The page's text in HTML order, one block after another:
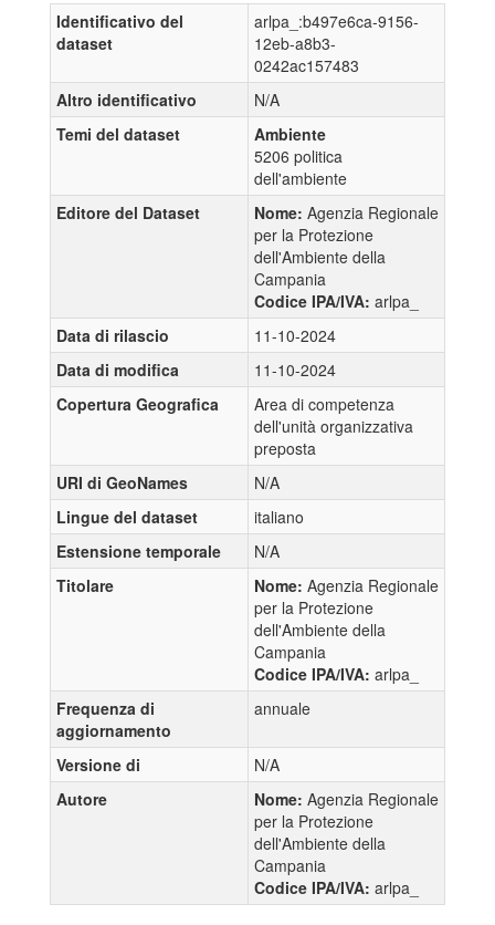
Identificativo del
dataset
arlpa_:b497e6ca-9156-
12eb-a8b3-
0242ac157483
Altro identificativo
N/A
Temi del dataset
Ambiente
5206 politica
dell'ambiente
Editore del Dataset
Nome: Agenzia Regionale
per la Protezione
dell'Ambiente della
Campania
Codice IPA/IVA: arlpa_
Data di rilascio
11-10-2024
Data di modifica
11-10-2024
Copertura Geografica
Area di competenza
dell'unità organizzativa
preposta
URI di GeoNames
N/A
Lingue del dataset
italiano
Estensione temporale
N/A
Titolare
Nome: Agenzia Regionale
per la Protezione
dell'Ambiente della
Campania
Codice IPA/IVA: arlpa_
Frequenza di
aggiornamento
annuale
Versione di
N/A
Autore
Nome: Agenzia Regionale
per la Protezione
dell'Ambiente della
Campania
Codice IPA/IVA: arlpa_